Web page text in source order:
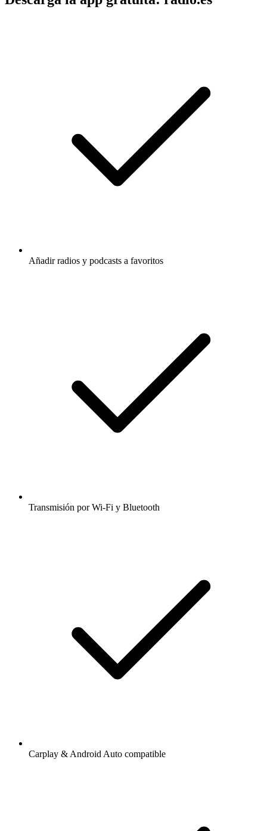
Añadir radios y podcasts a favoritos
Transmisión por Wi-Fi y Bluetooth
Carplay & Android Auto compatible